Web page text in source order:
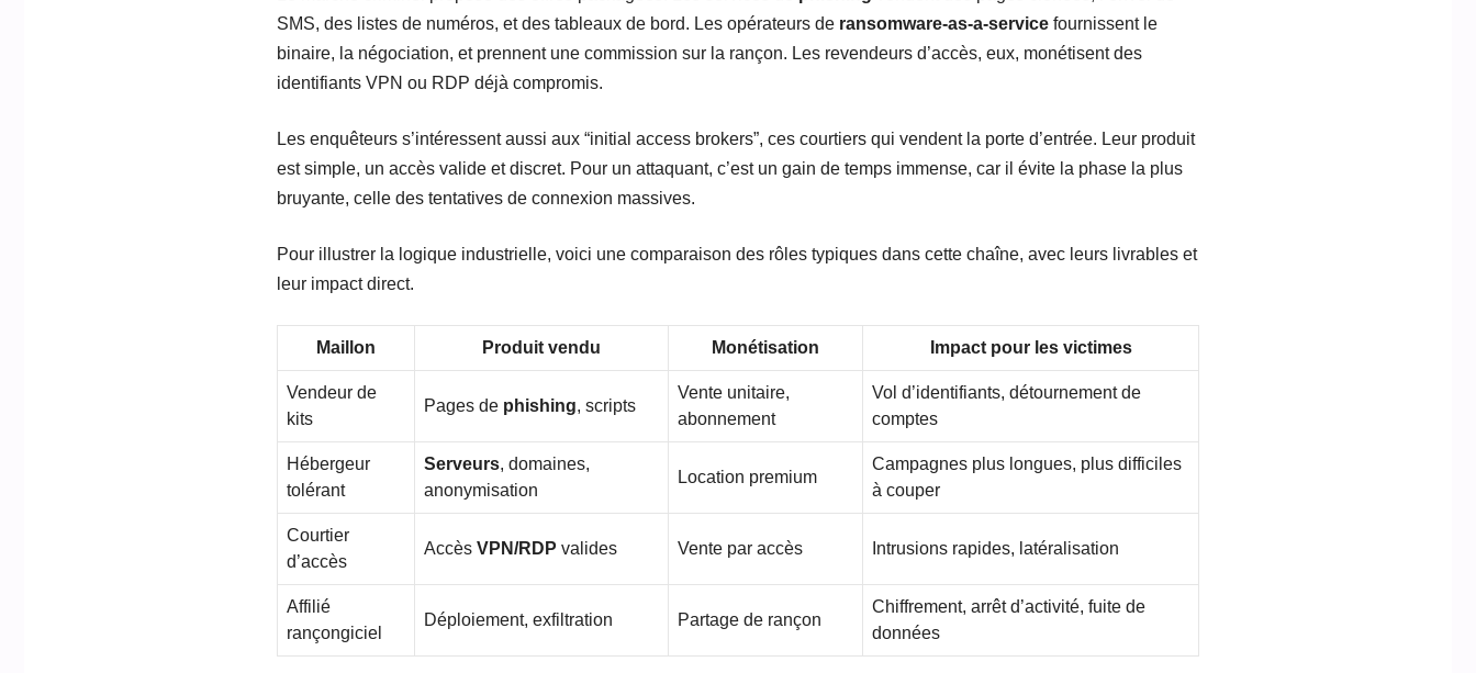
SMS, des listes de numéros, et des tableaux de bord. Les opérateurs de ransomware-as-a-service fournissent le
binaire, la négociation, et prennent une commission sur la rançon. Les revendeurs d’accès, eux, monétisent des
identifiants VPN ou RDP déjà compromis.
Les enquêteurs s’intéressent aussi aux “initial access brokers”, ces courtiers qui vendent la porte d’entrée. Leur produit
est simple, un accès valide et discret. Pour un attaquant, c’est un gain de temps immense, car il évite la phase la plus
bruyante, celle des tentatives de connexion massives.
Pour illustrer la logique industrielle, voici une comparaison des rôles typiques dans cette chaîne, avec leurs livrables et
leur impact direct.
Maillon Produit vendu Monétisation Impact pour les victimes
Vendeur de
kits
Pages de phishing, scripts
Vente unitaire,
abonnement
Vol d’identifiants, détournement de
comptes
Hébergeur
tolérant
Serveurs, domaines,
anonymisation
Location premium
Campagnes plus longues, plus difficiles
à couper
Courtier
d’accès
Accès VPN/RDP valides Vente par accès Intrusions rapides, latéralisation
Affilié
rançongiciel
Déploiement, exfiltration Partage de rançon
Chiffrement, arrêt d’activité, fuite de
données